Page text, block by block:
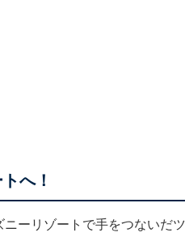
へ！
ーリゾートで手をつないだ